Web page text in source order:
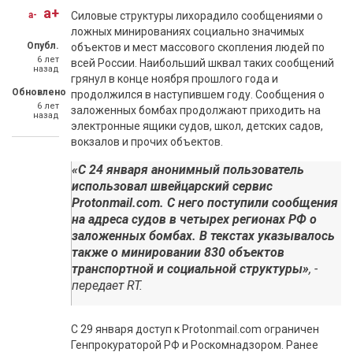
a- a+
Опубл.
6 лет
назад
Обновлено
6 лет
назад
Силовые структуры лихорадило сообщениями о
ложных минированиях социально значимых
объектов и мест массового скопления людей по
всей России. Наибольший шквал таких сообщений
грянул в конце ноября прошлого года и
продолжился в наступившем году. Сообщения о
заложенных бомбах продолжают приходить на
электронные ящики судов, школ, детских садов,
вокзалов и прочих объектов.
«С 24 января анонимный пользователь
использовал швейцарский сервис
Protonmail.com. С него поступили сообщения
на адреса судов в четырех регионах РФ о
заложенных бомбах. В текстах указывалось
также о минировании 830 объектов
транспортной и социальной структуры», -
передает RT.
С 29 января доступ к Protonmail.com ограничен
Генпрокураторой РФ и Роскомнадзором. Ранее